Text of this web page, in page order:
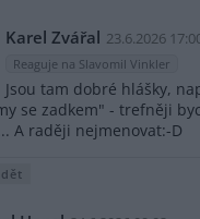
Karel Zvářal 23.6.2026
Reaguje na Slavomil Vinkler
Jsou tam dobré hlášky,
se zadkem" - trefněji
A raději nejmenovat:-D